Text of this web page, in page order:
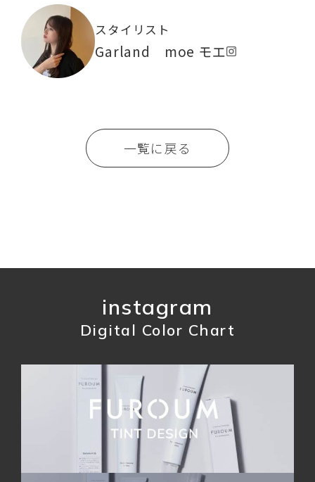
スタイリスト
Garland moe モエ
一覧に戻る
instagram
Digital Color Chart